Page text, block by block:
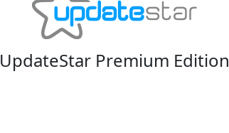
UpdateStar Premium Edition